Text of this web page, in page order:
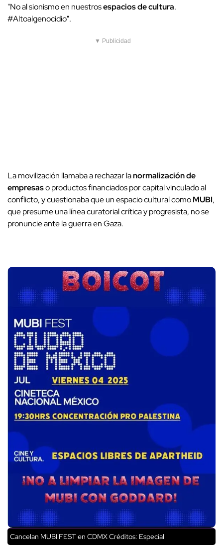
"No al sionismo en nuestrosespacios de cultura.
#Altoalgenocidio".
▼ Publicidad
La movilización llamaba a rechazar lanormalización de
empresaso productos financiados por capital vinculado al
conflicto, y cuestionaba que un espacio cultural comoMUBI,
que presume una línea curatorial crítica y progresista, no se
pronuncie ante la guerra en Gaza.
Cancelan MUBI FEST en CDMXCréditos: Especial